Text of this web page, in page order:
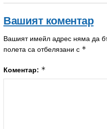
Вашият коментар
Вашият имейл адрес няма да
полета са отбелязани с *
Коментар: *